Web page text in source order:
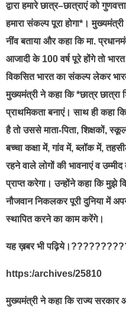
द्वारा हमारे छात्र–छात्राएं को
हमारा संकल्प पूरा होगा*।
नींव बताया और कहा कि मा.
आजादी के 100 वर्ष पूरे होंगे तो
विकसित भारत का संकल्प लेकर
मुख्यमंत्री ने कहा कि *छात्र छात्रा
प्राथमिकता बनाएं। साथ ही कहा
है तो उससे माता-पिता, शिक्षकों,
बच्चा कक्षा में, गांव में, ब्लॉक में,
रहने वाले लोगों की भावनाएं व
प्राप्त करेगा। उन्होंने कहा कि मुझे
नौजवान निकलकर पूरी दुनिया में
स्थापित करने का काम करेंगे।
यह ख़बर भी
https:/archives/25810
मुख्यमंत्री ने कहा कि राज्य